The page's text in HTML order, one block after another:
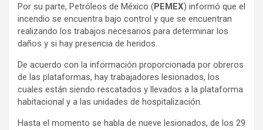
Por su parte, Petróleos de México (PEMEX) informó que el
incendio se encuentra bajo control y que se encuentran
realizando los trabajos necesarios para determinar los
daños y si hay presencia de heridos.
De acuerdo con la información proporcionada por obreros
de las plataformas, hay trabajadores lesionados, los
cuales están siendo rescatados y llevados a la plataforma
habitacional y a las unidades de hospitalización.
Hasta el momento se habla de nueve lesionados, de los 29